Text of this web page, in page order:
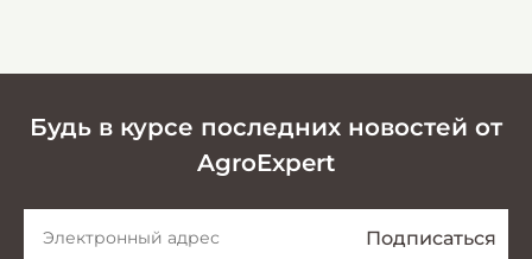
Будь в курсе последних новостей от
AgroExpert